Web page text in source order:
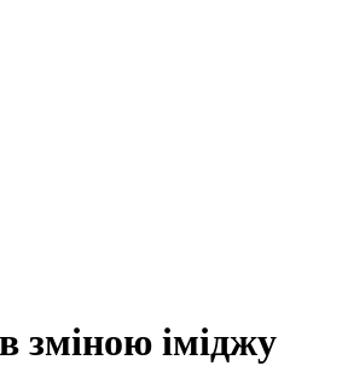
зміною іміджу